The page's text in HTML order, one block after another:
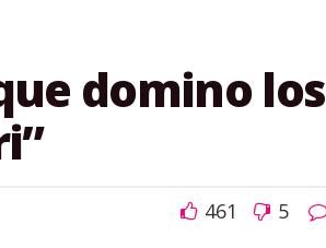
domino los
461 5